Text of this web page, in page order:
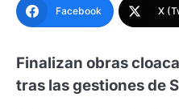
Facebook X
Finalizan obras
tras las gestiones de